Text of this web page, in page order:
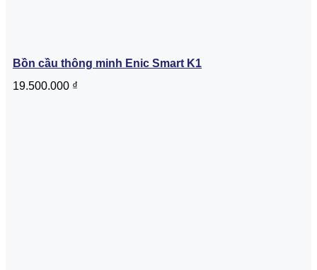
Bồn cầu thông minh Enic Smart K1
19.500.000 ₫